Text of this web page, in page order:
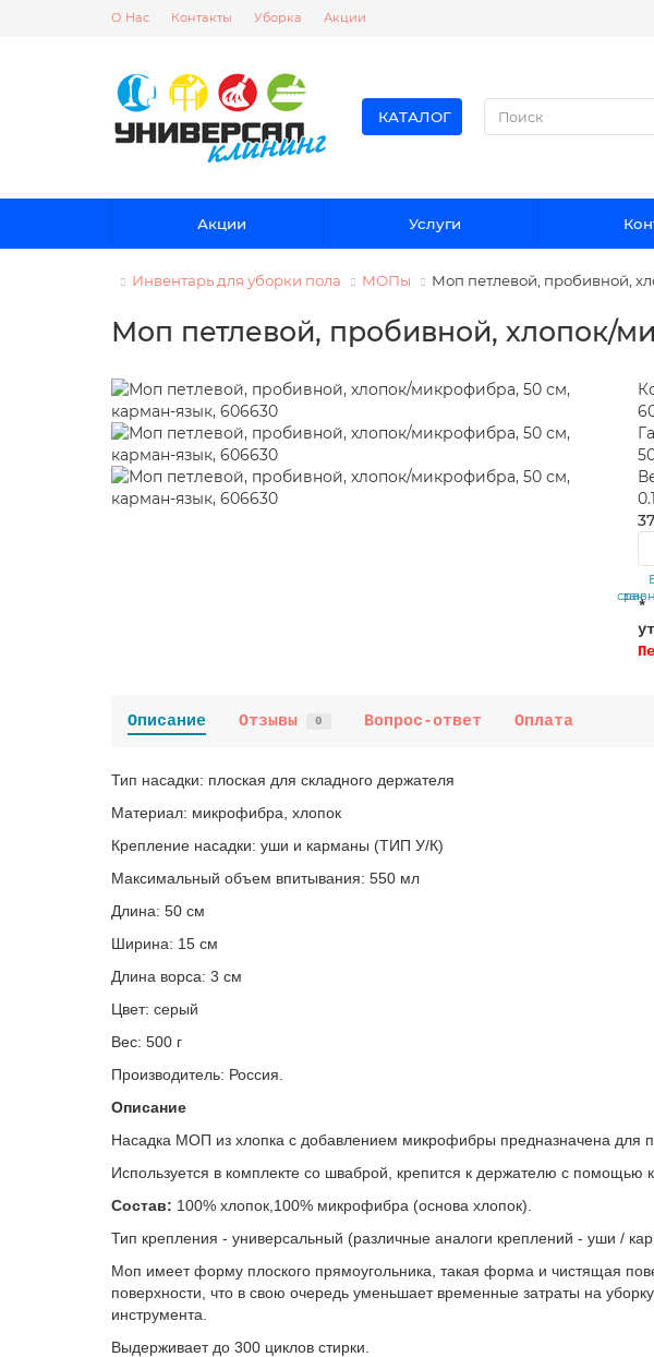
О Нас Контакты Уборка Акции
КАТАЛОГ
Акции Услуги
Инвентарь для уборки пола МОПы Моп петлевой, пробивной,
Моп петлевой, пробивной, хлопок/
*
Описание Отзывы 0 Вопрос-ответ Оплата
Тип насадки: плоская для складного держателя
Материал: микрофибра, хлопок
Крепление насадки: уши и карманы (ТИП У/К)
Максимальный объем впитывания: 550 мл
Длина: 50 см
Ширина: 15 см
Длина ворса: 3 см
Цвет: серый
Вес: 500 г
Производитель: Россия.
Описание
Насадка МОП из хлопка с добавлением микрофибры предназначена для
Используется в комплекте со шваброй, крепится к держателю с помощью
Состав: 100% хлопок,100% микрофибра (основа хлопок).
Тип крепления - универсальный (различные аналоги креплений - уши /
Моп имеет форму плоского прямоугольника, такая форма и чистящая
поверхности, что в свою очередь уменьшает временные затраты на
инструмента.
Выдерживает до 300 циклов стирки.